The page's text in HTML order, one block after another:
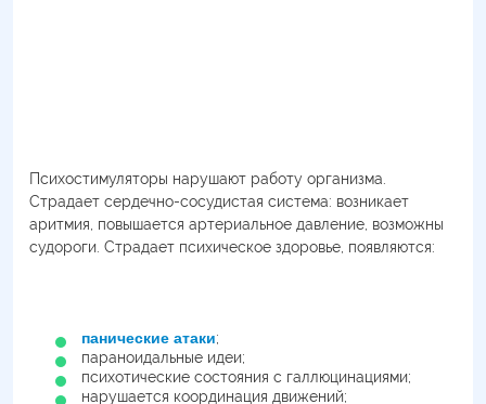
Психостимуляторы нарушают работу организма.
Страдает сердечно-сосудистая система: возникает
аритмия, повышается артериальное давление, возможны
судороги. Страдает психическое здоровье, появляются:
панические атаки;
параноидальные идеи;
психотические состояния с галлюцинациями;
нарушается координация движений;